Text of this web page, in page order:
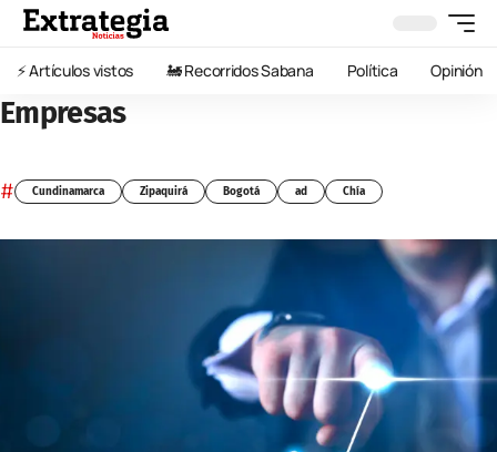
⚡️ Artículos vistos 🚂 Recorridos Sabana Política Opinión
Empresas
# Cundinamarca Zipaquirá Bogotá ad Chía